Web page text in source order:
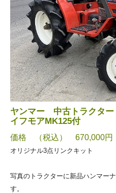
ヤンマー 中古トラクタ
イフモアMK125付
価格 （税込） 670,000円
オリジナル3点リンクキット
写真のトラクターに新品ハンマー
す。